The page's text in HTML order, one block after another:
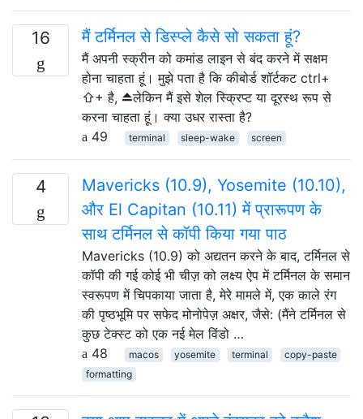
16 मैं टर्मिनल से डिस्प्ले कैसे सो सकता हूं?
मैं अपनी स्क्रीन को कमांड लाइन से बंद करने में सक्षम
होना चाहता हूं। मुझे पता है कि कीबोर्ड शॉर्टकट ctrl+
⇧+ है, ⏏लेकिन मैं इसे शेल स्क्रिप्ट या दूरस्थ रूप से
करना चाहता हूं। क्या उधर रास्ता है?
49
terminal sleep-wake screen
4
Mavericks (10.9), Yosemite (10.10),
और El Capitan (10.11) में प्रारूपण के
साथ टर्मिनल से कॉपी किया गया पाठ
Mavericks (10.9) को अद्यतन करने के बाद, टर्मिनल से
कॉपी की गई कोई भी चीज़ को लक्ष्य ऐप में टर्मिनल के समान
स्वरूपण में चिपकाया जाता है, मेरे मामले में, एक काले रंग
की पृष्ठभूमि पर सफेद मोनोपेज़ अक्षर, जैसे: (मैंने टर्मिनल से
कुछ टेक्स्ट को एक नई मेल विंडो …
48
macos yosemite terminal
copy-paste
formatting